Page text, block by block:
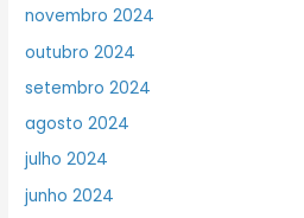
novembro 2024
outubro 2024
setembro 2024
agosto 2024
julho 2024
junho 2024